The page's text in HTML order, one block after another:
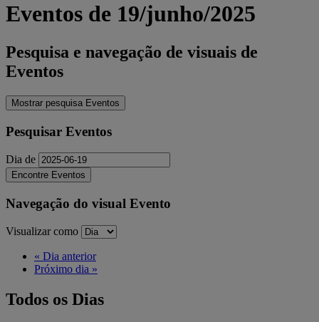
Eventos de 19/junho/2025
Pesquisa e navegação de visuais de
Eventos
Mostrar pesquisa Eventos
Pesquisar Eventos
Dia de
Navegação do visual Evento
Visualizar como
« Dia anterior
Próximo dia »
Todos os Dias